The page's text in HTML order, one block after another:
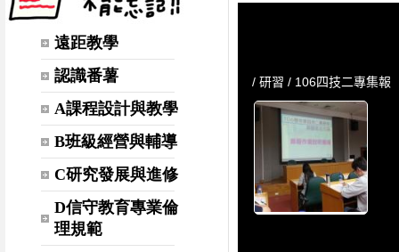
遠距教學
認識番薯
A課程設計與教學
B班級經營與輔導
C研究發展與進修
D信守教育專業倫
理規範